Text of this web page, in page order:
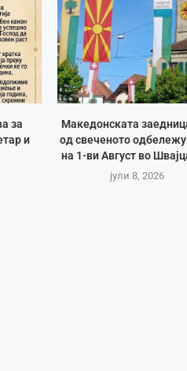
за
и
Македонската
од свеченото
на 1-ви Август во
јули 8, 2026